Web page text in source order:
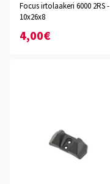
Focus irtolaakeri 6000 2RS -
10x26x8
4,00€